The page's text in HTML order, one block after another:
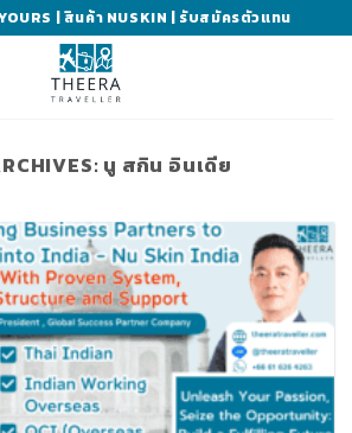
| สินค้า NUSKIN | รับสมัครตัวแทน
นู สกิน อินเดีย